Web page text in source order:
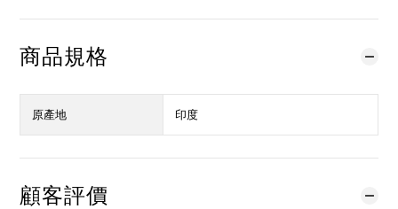
商品規格
原產地 印度
顧客評價